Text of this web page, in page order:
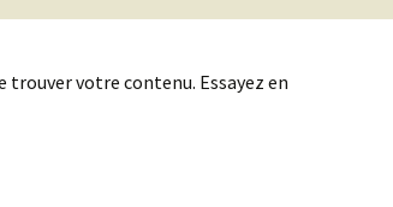
trouver votre contenu. Essayez en